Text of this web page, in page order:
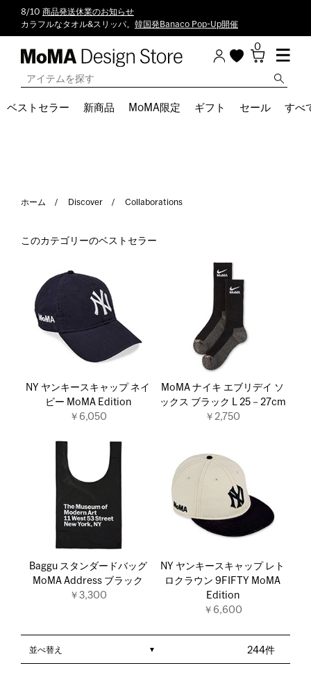
8/10 商品発送休業のお知らせ
カラフルなタオル&スリッパ。 韓国発Banaco Pop-Up開催
0
ベストセラー 新商品 MoMA限定 ギフト セール すべ
ホーム Discover Collaborations
このカテゴリーのベストセラー
NY ヤンキースキャップ ネイ
ビー MoMA Edition
￥6,050
MoMA ナイキ エブリデイ ソ
ックス ブラック L 25－27cm
￥2,750
Baggu スタンダードバッグ
MoMA Address ブラック
￥3,300
NY ヤンキースキャップ レト
ロクラウン 9FIFTY MoMA
Edition
￥6,600
244件
並べ替え